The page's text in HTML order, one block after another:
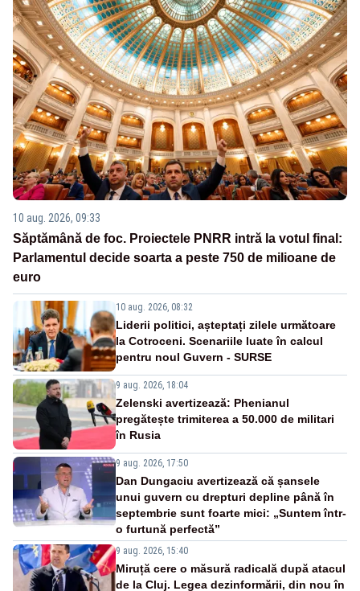
10 aug. 2026, 09:33
Săptămână de foc. Proiectele PNRR intră la votul final:
Parlamentul decide soarta a peste 750 de milioane de
euro
10 aug. 2026, 08:32
Liderii politici, așteptați zilele următoare
la Cotroceni. Scenariile luate în calcul
pentru noul Guvern - SURSE
9 aug. 2026, 18:04
Zelenski avertizează: Phenianul
pregătește trimiterea a 50.000 de militari
în Rusia
9 aug. 2026, 17:50
Dan Dungaciu avertizează că șansele
unui guvern cu drepturi depline până în
septembrie sunt foarte mici: „Suntem într-
o furtună perfectă”
9 aug. 2026, 15:40
Miruță cere o măsură radicală după atacul
de la Cluj. Legea dezinformării, din nou în